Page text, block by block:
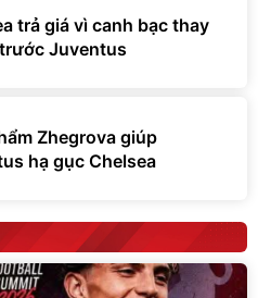
trả giá vì canh bạc thay
Juventus
Zhegrova giúp
hạ gục Chelsea